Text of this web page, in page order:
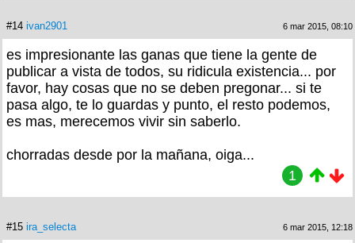
#14 ivan2901 6 mar 2015, 08:10
es impresionante las ganas que tiene la gente de
publicar a vista de todos, su ridicula existencia... por
favor, hay cosas que no se deben pregonar... si te
pasa algo, te lo guardas y punto, el resto podemos,
es mas, merecemos vivir sin saberlo.
chorradas desde por la mañana, oiga...
1
#15 ira_selecta 6 mar 2015, 12:18